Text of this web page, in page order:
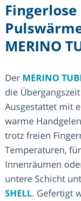
MERINO
Der MERINO
die
Ausgestattet mit
warme
trotz freien
Temperaturen,
Innenräumen
untere Schicht
SHELL. Gefertigt